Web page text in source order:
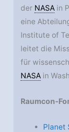
der NASA in
eine
Institute of
leitet die
für
NASA in
Raumcon-
Planet